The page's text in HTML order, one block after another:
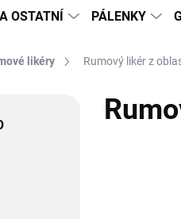
OSTATNÍ PÁLENKY
likéry Rumový likér z